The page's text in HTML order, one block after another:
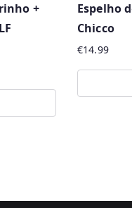
+
Espelho
Chicco
€14.99